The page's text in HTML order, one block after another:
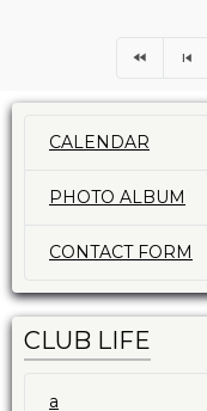
CALENDAR
PHOTO ALBUM
CONTACT FORM
CLUB LIFE
a